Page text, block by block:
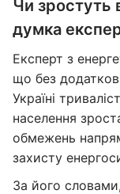
Чи зростуть
думка
Експерт з
що без
Україні
населення
обмежень
захисту
За його